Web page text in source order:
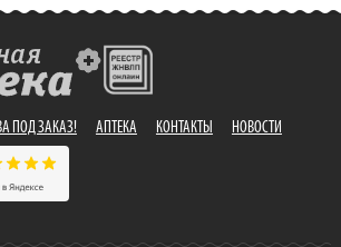
ПОД ЗАКАЗ! АПТЕКА КОНТАКТЫ НОВОСТИ